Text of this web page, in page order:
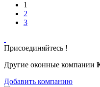
1
2
3
Присоединяйтесь !
Другие оконные компании
Добавить компанию